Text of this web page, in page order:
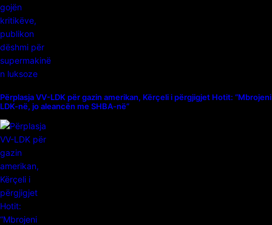
Përplasja VV-LDK për gazin amerikan, Kërçeli i përgjigjet Hotit: “Mbrojeni
LDK-në, jo aleancën me SHBA-në”